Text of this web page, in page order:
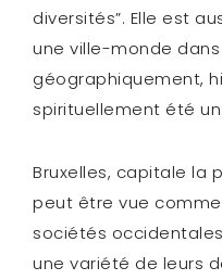
diversités”. Elle est
une ville-monde
géographiquement,
spirituellement été
Bruxelles, capitale la
peut être vue
sociétés
une variété de leurs